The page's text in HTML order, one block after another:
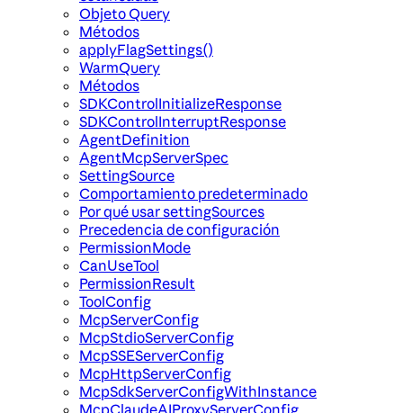
Objeto Query
Métodos
applyFlagSettings()
WarmQuery
Métodos
SDKControlInitializeResponse
SDKControlInterruptResponse
AgentDefinition
AgentMcpServerSpec
SettingSource
Comportamiento predeterminado
Por qué usar settingSources
Precedencia de configuración
PermissionMode
CanUseTool
PermissionResult
ToolConfig
McpServerConfig
McpStdioServerConfig
McpSSEServerConfig
McpHttpServerConfig
McpSdkServerConfigWithInstance